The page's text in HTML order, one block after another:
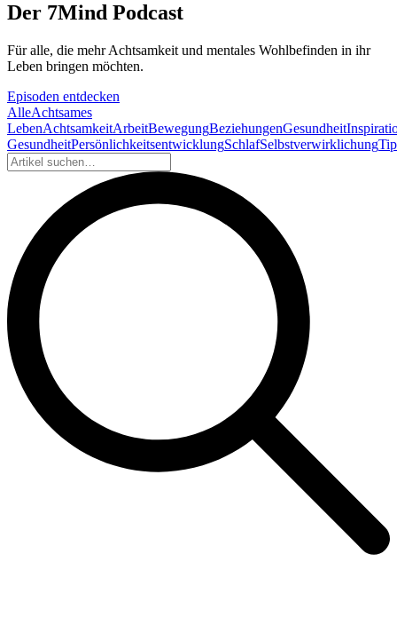
Der 7Mind Podcast
Für alle, die mehr Acht­sam­keit und mentales Wohlbefinden in ihr
Leben brin­gen möch­ten.
Episoden entdecken
AlleAchtsames
LebenAchtsamkeitArbeitBewegungBeziehungenGesundheit
GesundheitPersönlichkeitsentwicklungSchlafSelbstverwirklichung